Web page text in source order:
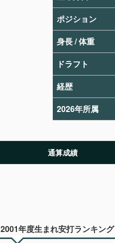
ポジション
身長 / 体重
ドラフト
経歴
2026年所属
通算成績
2001年度生まれ安打ランキング